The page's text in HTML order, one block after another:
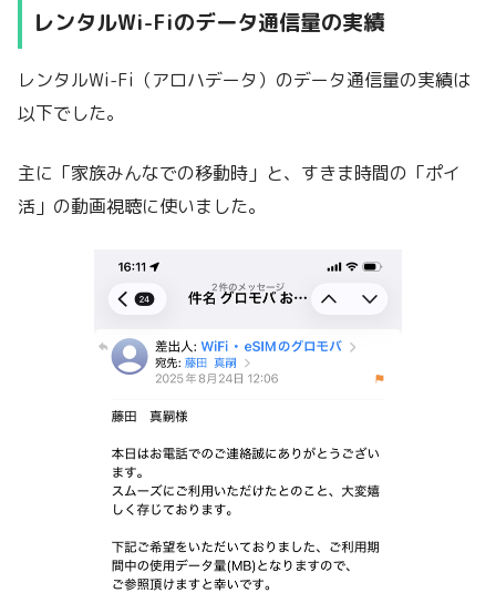
レンタルWi-Fiのデータ通信量の実績
レンタルWi-Fi（アロハデータ）のデータ通信量の実績は
以下でした。
主に「家族みんなでの移動時」と、すきま時間の「ポイ
活」の動画視聴に使いました。